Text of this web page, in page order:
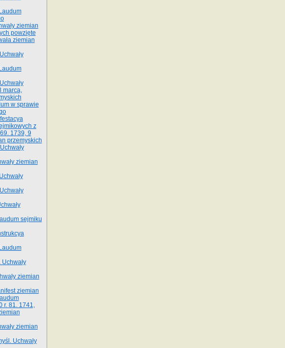
ziemian
powzięte
ziemian
marca,
w sprawie
z
1739, 9
przemyskich
ziemian
sejmiku
ziemian
ziemian
r. 81. 1741,
ziemian
Uchwały